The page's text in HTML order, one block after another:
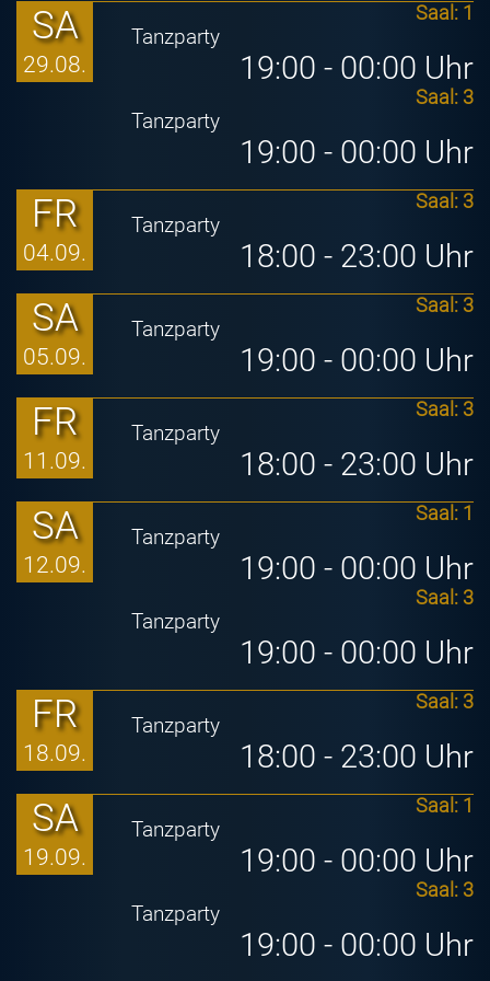
SA
29.08.
Saal: 1
Tanzparty
19:00 - 00:00 Uhr
Saal: 3
Tanzparty
19:00 - 00:00 Uhr
FR
04.09.
Saal: 3
Tanzparty
18:00 - 23:00 Uhr
SA
05.09.
Saal: 3
Tanzparty
19:00 - 00:00 Uhr
FR
11.09.
Saal: 3
Tanzparty
18:00 - 23:00 Uhr
SA
12.09.
Saal: 1
Tanzparty
19:00 - 00:00 Uhr
Saal: 3
Tanzparty
19:00 - 00:00 Uhr
FR
18.09.
Saal: 3
Tanzparty
18:00 - 23:00 Uhr
SA
19.09.
Saal: 1
Tanzparty
19:00 - 00:00 Uhr
Saal: 3
Tanzparty
19:00 - 00:00 Uhr